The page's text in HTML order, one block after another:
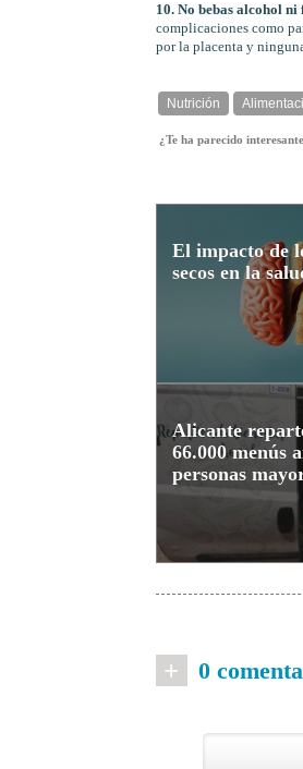
10. No bebas alcohol ni
complicaciones como
por la placenta y
Nutrición
¿Te ha parecido
El impacto de
secos en la
Alicante
66.000 menús
personas
+ 0